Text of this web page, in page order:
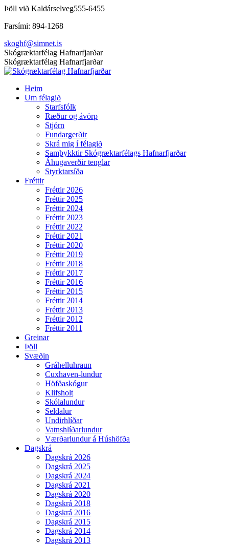
Skip
content
Þöll við Kaldárselveg555-6455
Farsími: 894-1268
skoghf@simnet.is
Facebook
page
opens
new
window
Skógræktarfélag Hafnarfjarðar
Skógræktarfélag Hafnarfjarðar
Heim
Um félagið
Starfsfólk
Ræður og ávörp
Stjórn
Fundargerðir
Skrá mig í félagið
Samþykktir Skógræktarfélags Hafnarfjarðar
Áhugaverðir tenglar
Styrktarsíða
Fréttir
Fréttir 2026
Fréttir 2025
Fréttir 2024
Fréttir 2023
Fréttir 2022
Fréttir 2021
Fréttir 2020
Fréttir 2019
Fréttir 2018
Fréttir 2017
Fréttir 2016
Fréttir 2015
Fréttir 2014
Fréttir 2013
Fréttir 2012
Fréttir 2011
Greinar
Þöll
Svæðin
Gráhelluhraun
Cuxhaven-lundur
Höfðaskógur
Klifsholt
Skólalundur
Seldalur
Undirhlíðar
Vatnshlíðarlundur
Værðarlundur á Húshöfða
Dagskrá
Dagskrá 2026
Dagskrá 2025
Dagskrá 2024
Dagskrá 2021
Dagskrá 2020
Dagskrá 2018
Dagskrá 2016
Dagskrá 2015
Dagskrá 2014
Dagskrá 2013